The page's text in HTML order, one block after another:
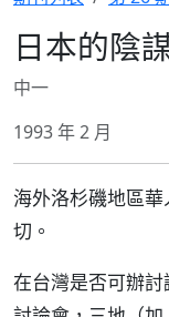
日本的陰
中一
1993 年 2 月
海外洛杉磯地區
切。
在台灣是否可辦